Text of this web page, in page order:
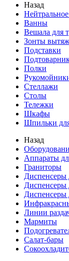
Назад
Ванны
Вешала для
Зонты
Подставки
Полки
Стеллажи
Столы
Тележки
Шкафы
Шпильки
Назад
Аппараты
Граниторы
Диспенсеры
Диспенсеры
Диспенсеры
Линии
Мармиты
Салат-бары